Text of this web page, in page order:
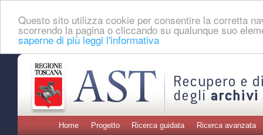
Questo sito utilizza cookie per consentire la corretta
scorrendo la pagina o cliccando su qualunque suo
saperne di più leggi l'informativa
Home Progetto Ricerca guidata Ricerca avanzata